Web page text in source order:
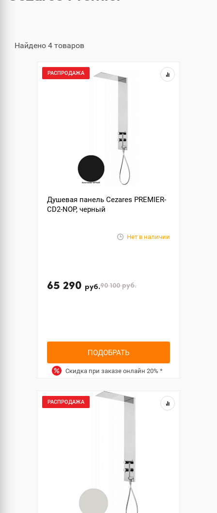
Найдено 4 товаров
РАСПРОДАЖА
Душевая панель Cezares PREMIER-
CD2-NOP, черный
Нет в наличии
65 290 руб.90 100руб.
ПОДОБРАТЬ
Скидка при заказе онлайн 20% *
РАСПРОДАЖА